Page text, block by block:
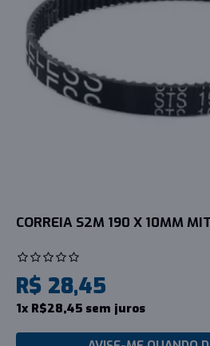
CORREIA S2M 190 X 10MM
R$ 28,45
1x R$28,45 sem juros